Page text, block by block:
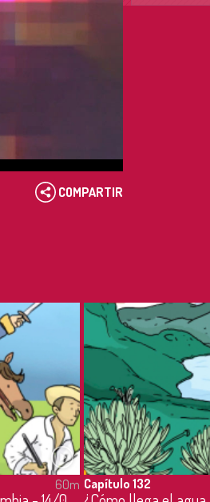
COMPARTIR
60m Capítulo 132